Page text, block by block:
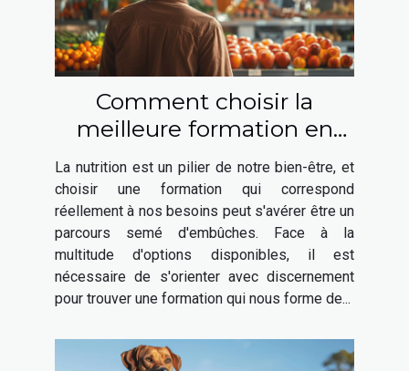
Comment choisir la
meilleure formation en
nutrition adaptée à vos
besoins
La nutrition est un pilier de notre bien-être, et
choisir une formation qui correspond
réellement à nos besoins peut s'avérer être un
parcours semé d'embûches. Face à la
multitude d'options disponibles, il est
nécessaire de s'orienter avec discernement
pour trouver une formation qui nous forme de...